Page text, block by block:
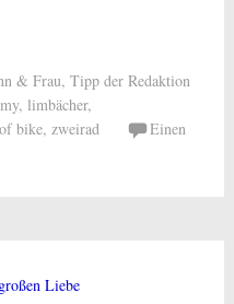
& Frau, Tipp der Redaktion
, limbächer,
bike, zweirad
Einen